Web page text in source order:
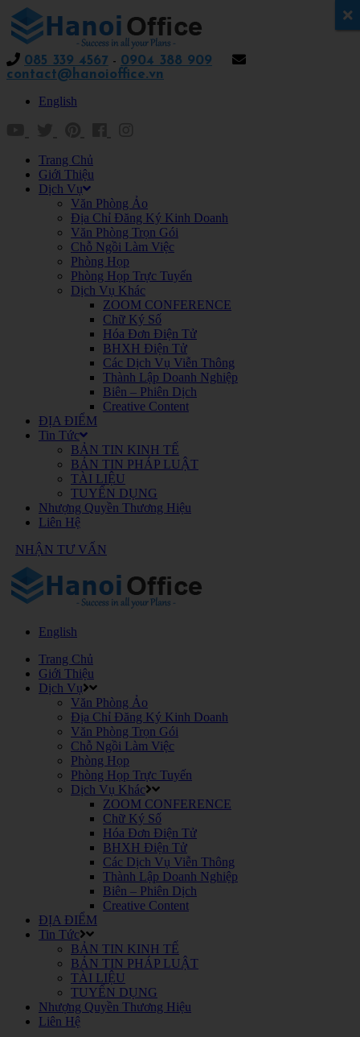
085 339 4567 - 0904 388 909
contact@hanoioffice.vn
English
Trang Chủ
Giới Thiệu
Dịch Vụ
Văn Phòng Ảo
Địa Chỉ Đăng Ký Kinh Doanh
Văn Phòng Trọn Gói
Chỗ Ngồi Làm Việc
Phòng Họp
Phòng Họp Trực Tuyến
Dịch Vụ Khác
ZOOM CONFERENCE
Chữ Ký Số
Hóa Đơn Điện Tử
BHXH Điện Tử
Các Dịch Vụ Viễn Thông
Thành Lập Doanh Nghiệp
Biên – Phiên Dịch
Creative Content
ĐỊA ĐIỂM
Tin Tức
BẢN TIN KINH TẾ
BẢN TIN PHÁP LUẬT
TÀI LIỆU
TUYỂN DỤNG
Nhượng Quyền Thương Hiệu
Liên Hệ
NHẬN TƯ VẤN
English
Trang Chủ
Giới Thiệu
Dịch Vụ
Văn Phòng Ảo
Địa Chỉ Đăng Ký Kinh Doanh
Văn Phòng Trọn Gói
Chỗ Ngồi Làm Việc
Phòng Họp
Phòng Họp Trực Tuyến
Dịch Vụ Khác
ZOOM CONFERENCE
Chữ Ký Số
Hóa Đơn Điện Tử
BHXH Điện Tử
Các Dịch Vụ Viễn Thông
Thành Lập Doanh Nghiệp
Biên – Phiên Dịch
Creative Content
ĐỊA ĐIỂM
Tin Tức
BẢN TIN KINH TẾ
BẢN TIN PHÁP LUẬT
TÀI LIỆU
TUYỂN DỤNG
Nhượng Quyền Thương Hiệu
Liên Hệ
x